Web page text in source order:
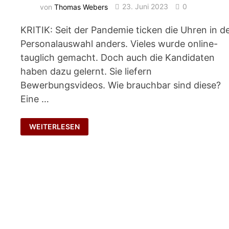
vonThomas Webers 23. Juni 2023 0
KRITIK: Seit der Pandemie ticken die Uhren in
Personalauswahl anders. Vieles wurde online-
tauglich gemacht. Doch auch die Kandidaten
haben dazu gelernt. Sie liefern
Bewerbungsvideos. Wie brauchbar sind diese?
Eine …
SELFIE
WEITERLESEN